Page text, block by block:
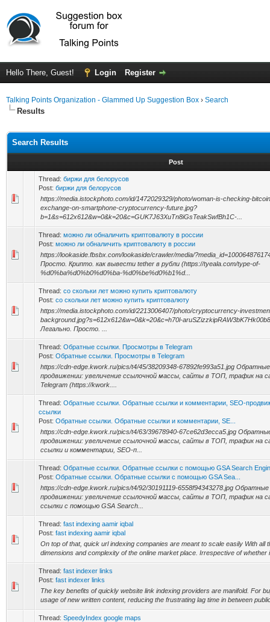
Hello There, Guest! Login Register
Talking Points Organization - Glammed Up Suggestion Box › Search
Results
Search Results
Post
Thread: биржи для белорусов
Post: биржи для белорусов
https://media.istockphoto.com/id/1472029329/photo/woman-is-checking-
exchange-on-smartphone-cryptocurrency-future.jpg?
b=1&s=612x612&w=0&k=20&c=GUK7J63XuTn8iGsTeakSwfBh1C-...
Thread: можно ли обналичить криптовалюту в россии
Post: можно ли обналичить криптовалюту в россии
https://lookaside.fbsbx.com/lookaside/crawler/media/
Просто. Крипто. как вывести tether в рубли (https://tyeala.com/type-of-
%d0%ba%d0%b0%d0%ba-%d0%be%d0%b1%d...
Thread: со скольки лет можно купить криптовалюту
Post: со скольки лет можно купить криптовалюту
https://media.istockphoto.com/id/2213006407/photo/cryptocurrency-
background.jpg?s=612x612&w=0&k=20&c=h70l-
Легально. Просто. ...
Thread: Обратные ссылки. Просмотры в Telegram
Post: Обратные ссылки. Просмотры в Telegram
https://cdn-edge.kwork.ru/pics/t4/45/38209348-67892fe993a51.jpg
продвижении: увеличение ссылочной массы, сайты в ТОП, трафик на
Telegram (https://kwork....
Thread: Обратные ссылки. Обратные ссылки и комментарии, SEO-
ссылки
Post: Обратные ссылки. Обратные ссылки и комментарии, SE...
https://cdn-edge.kwork.ru/pics/t4/63/39678940-67ce62d3ecca5.jpg
продвижении: увеличение ссылочной массы, сайты в ТОП, трафик на
ссылки и комментарии, SEO-п...
Thread: Обратные ссылки. Обратные ссылки с помощью GSA Search
Post: Обратные ссылки. Обратные ссылки с помощью GSA Sea...
https://cdn-edge.kwork.ru/pics/t4/92/30191119-6558f94343278.jpg
продвижении: увеличение ссылочной массы, сайты в ТОП, трафик на
ссылки с помощью GSA Search...
Thread: fast indexing aamir iqbal
Post: fast indexing aamir iqbal
On top of that, quick url indexing companies are meant to scale easily With all
dimensions and complexity of the online market place. Irrespective of whether
Thread: fast indexer links
Post: fast indexer links
The key benefits of quickly website link indexing providers are manifold. For
usage of new written content, reducing the frustrating lag time in between
Thread: SpeedyIndex google maps